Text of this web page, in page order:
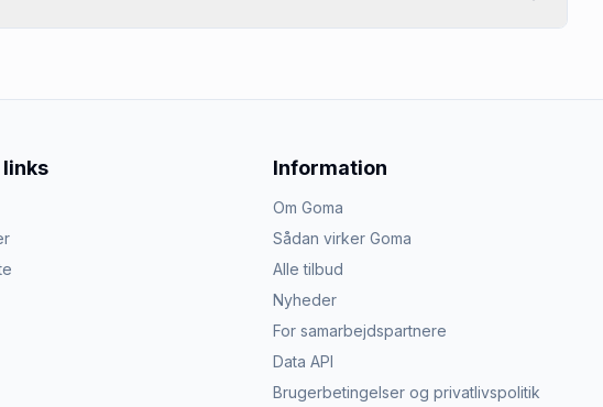
Information
Om Goma
Sådan virker Goma
Alle tilbud
Nyheder
For samarbejdspartnere
Data API
Brugerbetingelser og privatlivspolitik